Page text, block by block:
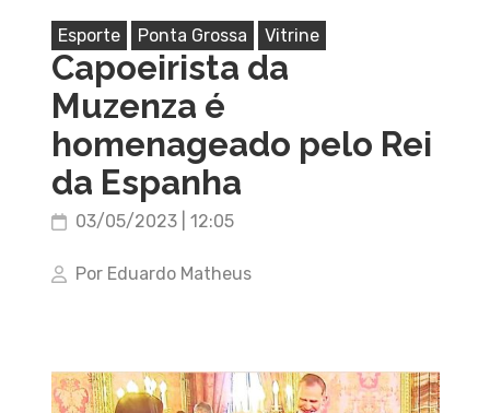
Esporte Ponta Grossa Vitrine
Capoeirista da
Muzenza é
homenageado pelo Rei
da Espanha
03/05/2023 | 12:05
Por Eduardo Matheus